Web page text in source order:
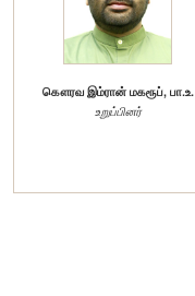
கௌரவ இம்ரான் மகரூப், பா.உ.
உறுப்பினர்